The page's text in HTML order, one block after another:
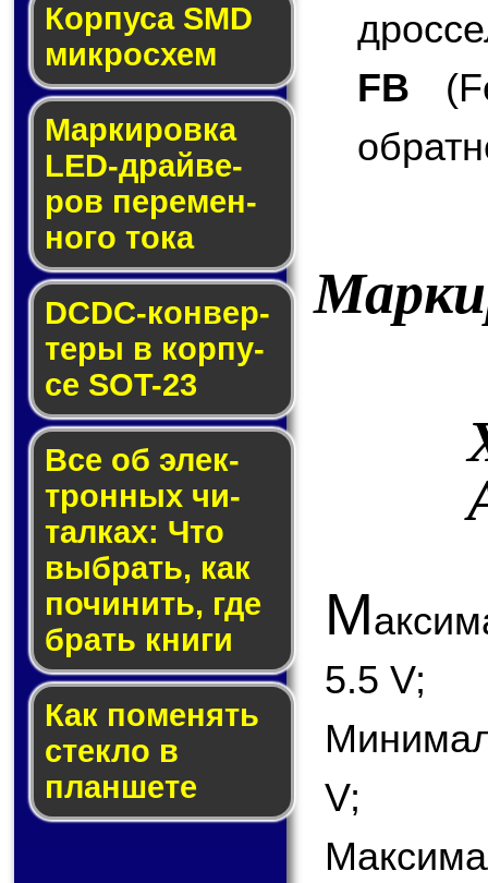
Корпуса SMD
мик­ро­схем
Маркировка
LED-драй­ве­
ров пе­ре­мен­
но­го то­ка
DCDC-кон­вер­
те­ры в кор­пу­
се SOT-23
Все об элек­
трон­ных чи­
тал­ках: Что
выб­рать, как
по­чи­нить, где
брать кни­ги
Как по­ме­нять
стек­ло в
планшете
FB
М
5.5 V;
V;